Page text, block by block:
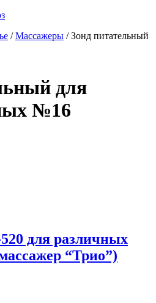
/Массажеры / Зонд питательный
для
№16
для различных
“Трио”)